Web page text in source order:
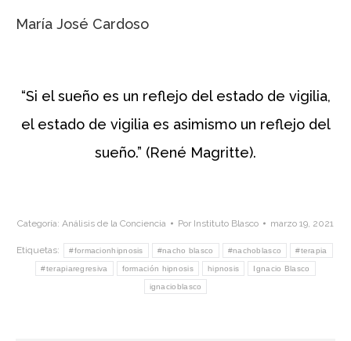
María José Cardoso
“Si el sueño es un reflejo del estado de vigilia,
el estado de vigilia es asimismo un reflejo del
sueño.” (René Magritte).
Categoría: Análisis de la Conciencia Por Instituto Blasco marzo 19, 2021
Etiquetas: #formacionhipnosis #nacho blasco #nachoblasco #terapia
#terapiaregresiva formación hipnosis hipnosis Ignacio Blasco
ignacioblasco